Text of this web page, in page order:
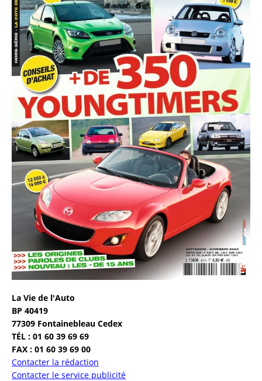
La Vie de l'Auto
BP 40419
77309 Fontainebleau Cedex
TÉL : 01 60 39 69 69
FAX : 01 60 39 69 00
Contacter la rédaction
Contacter le service publicité